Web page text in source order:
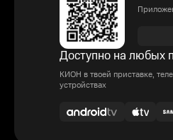
Доступно на любых
КИОН в твоей приставке,
устройствах